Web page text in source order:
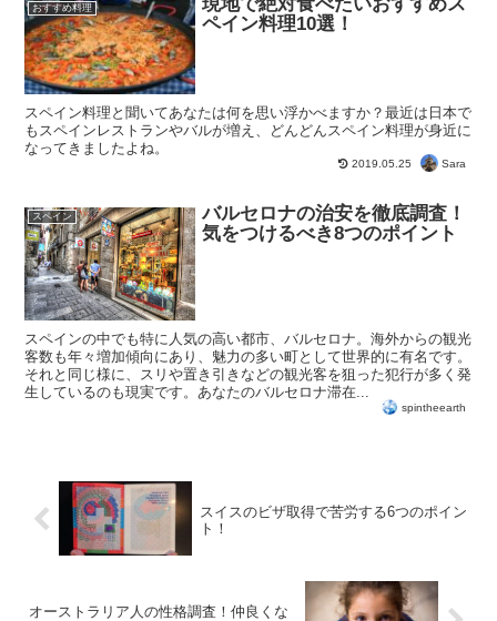
おすすめ料理
現地で絶対食べたいおすすめス
ペイン料理10選！
スペイン料理と聞いてあなたは何を思い浮かべますか？最近は日本で
もスペインレストランやバルが増え、どんどんスペイン料理が身近に
なってきましたよね。
2019.05.25 Sara
スペイン
バルセロナの治安を徹底調査！
気をつけるべき8つのポイント
スペインの中でも特に人気の高い都市、バルセロナ。海外からの観光
客数も年々増加傾向にあり、魅力の多い町として世界的に有名です。
それと同じ様に、スリや置き引きなどの観光客を狙った犯行が多く発
生しているのも現実です。あなたのバルセロナ滞在...
spintheearth
スイスのビザ取得で苦労する6つのポイン
ト！
オーストラリア人の性格調査！仲良くな